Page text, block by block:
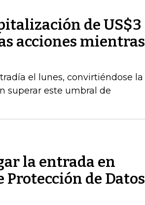
de US$3
acciones mientras
el lunes, convirtiéndose la
superar este umbral de
la entrada en
Protección de Datos